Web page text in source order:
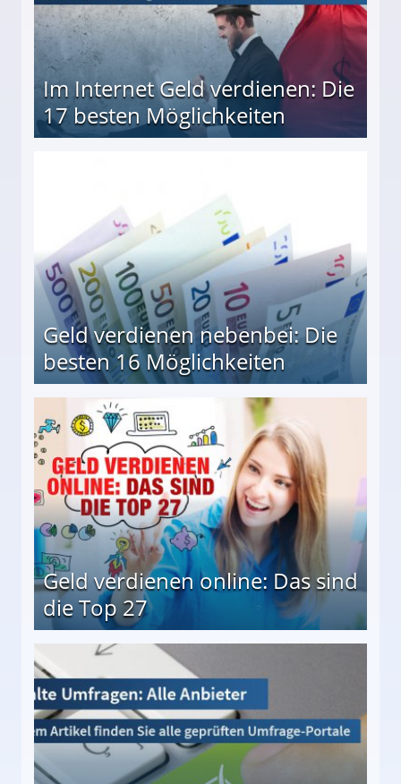
Im Internet Geld verdienen: Die
17 besten Möglichkeiten
Geld verdienen nebenbei: Die
besten 16 Möglichkeiten
Geld verdienen online: Das sind
die Top 27